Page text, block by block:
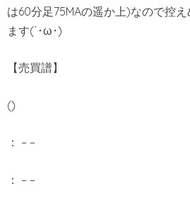
は60分足75MAの遥か上)なので控
ます(´･ω･)
【売買譜】
()
： – –
： – –